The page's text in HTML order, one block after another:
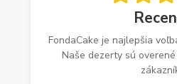
FondaCake je najlepšia
Naše dezerty sú